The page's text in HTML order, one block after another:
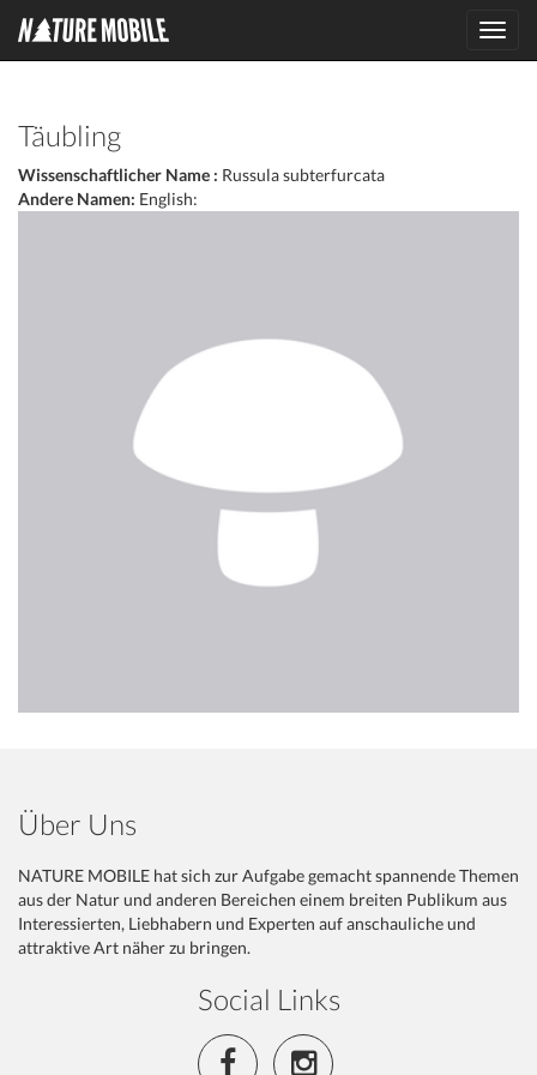
Täubling
Wissenschaftlicher Name : Russula subterfurcata
Andere Namen: English:
Über Uns
NATURE MOBILE hat sich zur Aufgabe gemacht spannende Themen
aus der Natur und anderen Bereichen einem breiten Publikum aus
Interessierten, Liebhabern und Experten auf anschauliche und
attraktive Art näher zu bringen.
Social Links